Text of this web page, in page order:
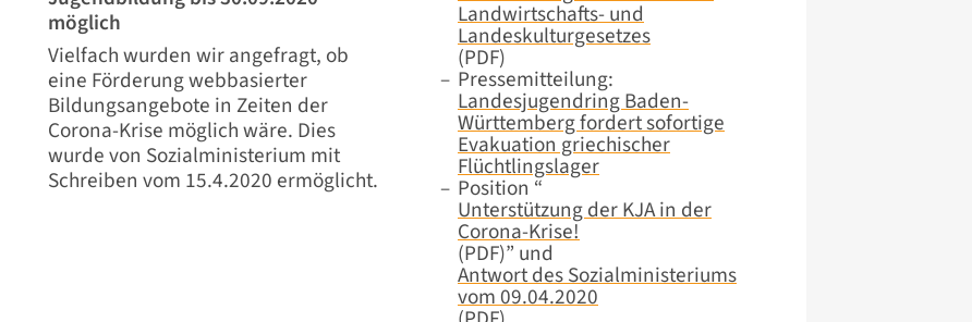
möglich
Vielfach wurden wir angefragt, ob
eine Förderung webbasierter
Bildungsangebote in Zeiten der
Corona-Krise möglich wäre. Dies
wurde von Sozialministerium mit
Schreiben vom 15.4.2020 ermöglicht.
Landwirtschafts- und
Landeskulturgesetzes
(PDF)
Pressemitteilung:
Landesjugendring Baden-
Württemberg fordert sofortige
Evakuation griechischer
Flüchtlingslager
Position “
Unterstützung der KJA in der
Corona-Krise!
(PDF)” und
Antwort des Sozialministeriums
vom 09.04.2020